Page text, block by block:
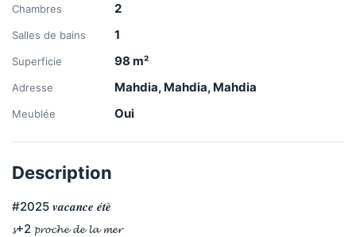
Chambres 2
Salles de bains 1
Superficie 98 m²
Adresse Mahdia, Mahdia, Mahdia
Meublée Oui
Description
#2025 𝒗𝒂𝒄𝒂𝒏𝒄𝒆 𝒆́𝒕𝒆̀
𝓼+2 𝓹𝓻𝓸𝓬𝓱𝓮 𝓭𝓮 𝓵𝓪 𝓶𝓮𝓻